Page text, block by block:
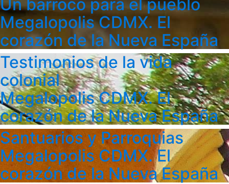
Un barroco para el pueblo
Megalopolis CDMX. El
corazón de la Nueva España
Testimonios de la vida
colonial
Megalopolis CDMX. El
corazón de la Nueva España
Santuarios y Parroquias
Megalopolis CDMX. El
corazón de la Nueva España